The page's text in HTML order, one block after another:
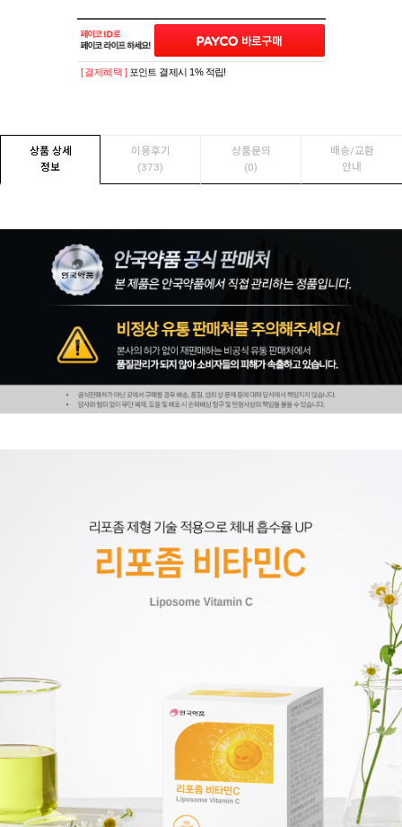
[ 결제혜택 ] 포인트 결제시 1% 적립!
상품 상세
정보
이용후기
(373)
상품문의
(0)
배송/교환
안내